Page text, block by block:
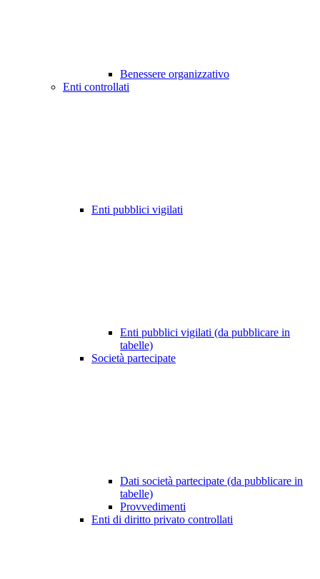
Benessere organizzativo
Enti controllati
Enti pubblici vigilati
Enti pubblici vigilati (da pubblicare in
tabelle)
Società partecipate
Dati società partecipate (da pubblicare in
tabelle)
Provvedimenti
Enti di diritto privato controllati